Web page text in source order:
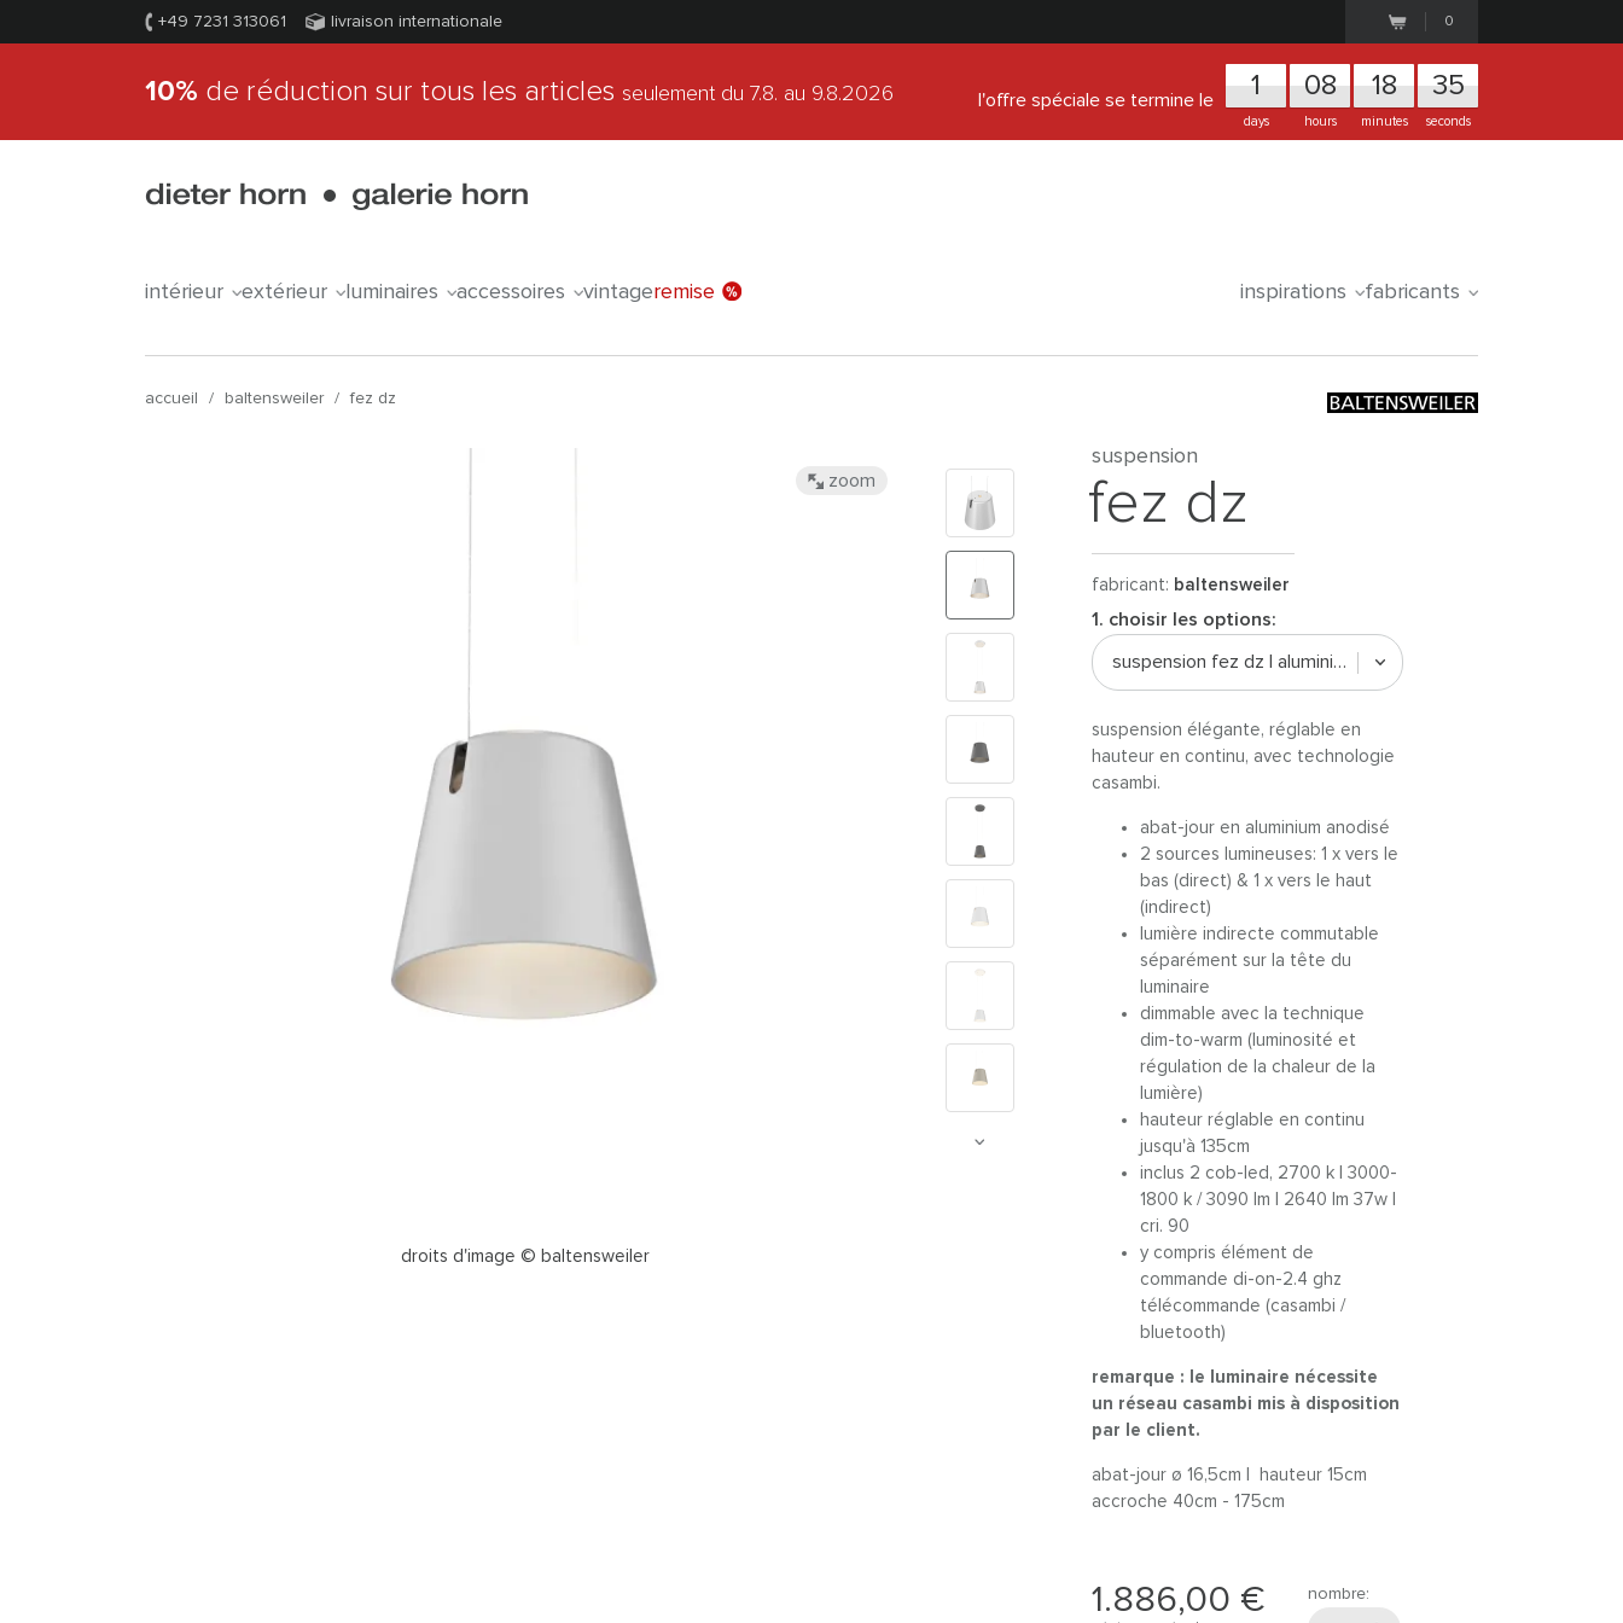
+49 7231 313061 livraison internationale 0
10% de réduction sur tous les articles seulement du 7.8. au 9.8.2026 l'offre spéciale se termine le 1
days
08
hours
18
minutes
35
seconds
intérieur extérieur luminaires accessoires vintageremise inspirations fabricants
accueil / baltensweiler / fez dz
droits d'image © baltensweiler
zoom
suspension
fez dz
fabricant: baltensweiler
1. choisir les options:
suspension fez dz | aluminium (dtw)
suspension élégante, réglable en
hauteur en continu, avec technologie
casambi.
abat-jour en aluminium anodisé
2 sources lumineuses: 1 x vers le
bas (direct) & 1 x vers le haut
(indirect)
lumière indirecte commutable
séparément sur la tête du
luminaire
dimmable avec la technique
dim-to-warm (luminosité et
régulation de la chaleur de la
lumière)
hauteur réglable en continu
jusqu'à 135cm
inclus 2 cob-led, 2700 k | 3000-
1800 k / 3090 lm | 2640 lm 37w |
cri. 90
y compris élément de
commande di-on-2.4 ghz
télécommande (casambi /
bluetooth)
remarque : le luminaire nécessite
un réseau casambi mis à disposition
par le client.
abat-jour ø 16,5cm | hauteur 15cm
accroche 40cm - 175cm
1.886,00 € nombre: